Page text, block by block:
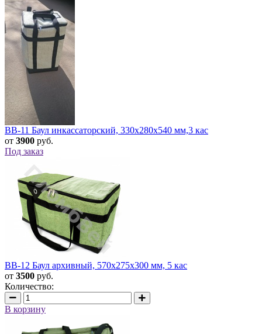
BB-11 Баул инкассаторский, 330x280x540 мм,3 кас
от 3900 руб.
Под заказ
BB-12 Баул архивный, 570x275x300 мм, 5 кас
от 3500 руб.
Количество:
В корзину